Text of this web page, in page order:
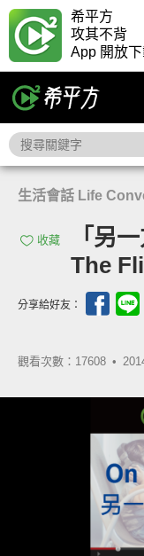
希平方
攻其不背
App 開放
生活會話 Life
收藏
「另
The
分享給好友：
觀看次數：17608 •